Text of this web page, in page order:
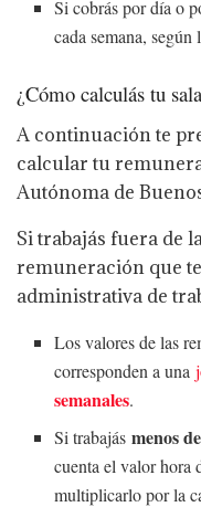
Si cobrás por día o
cada semana,
¿Cómo calculás tu
A continuación te
calcular tu
Autónoma de
Si trabajás fuera de
remuneración que
administrativa de
Los valores de las
corresponden a una
semanales.
Si trabajásmenos
cuenta el valor hora
multiplicarlo por la